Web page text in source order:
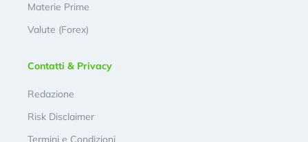
Materie Prime
Valute (Forex)
Contatti & Privacy
Redazione
Risk Disclaimer
Termini e Condizioni